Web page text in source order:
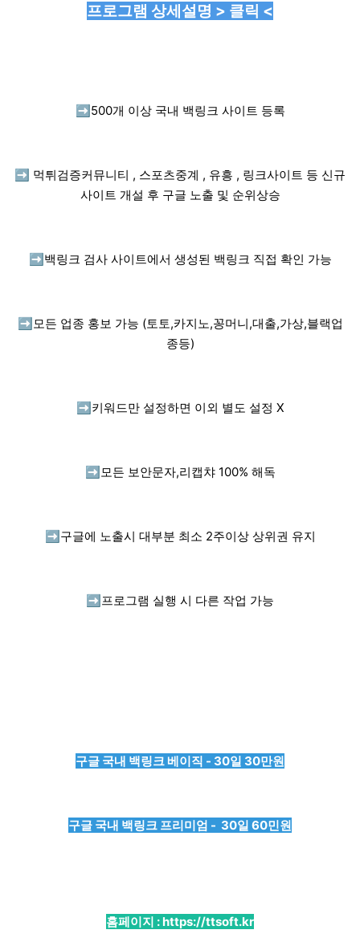
프로그램 상세설명 > 클릭 <
➡️ 500개 이상 국내 백링크 사이트 등록
➡️ 먹튀검증커뮤니티 , 스포츠중계 , 유흥 , 링크사이트 등 신규
사이트 개설 후 구글 노출 및 순위상승
➡️ 백링크 검사 사이트에서 생성된 백링크 직접 확인 가능
➡️ 모든 업종 홍보 가능 (토토,카지노,꽁머니,대출,가상,블랙업
종등)
➡️ 키워드만 설정하면 이외 별도 설정 X
➡️ 모든 보안문자,리캡챠 100% 해독
➡️ 구글에 노출시 대부분 최소 2주이상 상위권 유지
➡️ 프로그램 실행 시 다른 작업 가능
구글 국내 백링크 베이직 - 30일 30만원
구글 국내 백링크 프리미엄 - 30일 60민원
홈페이지 :https://ttsoft.kr